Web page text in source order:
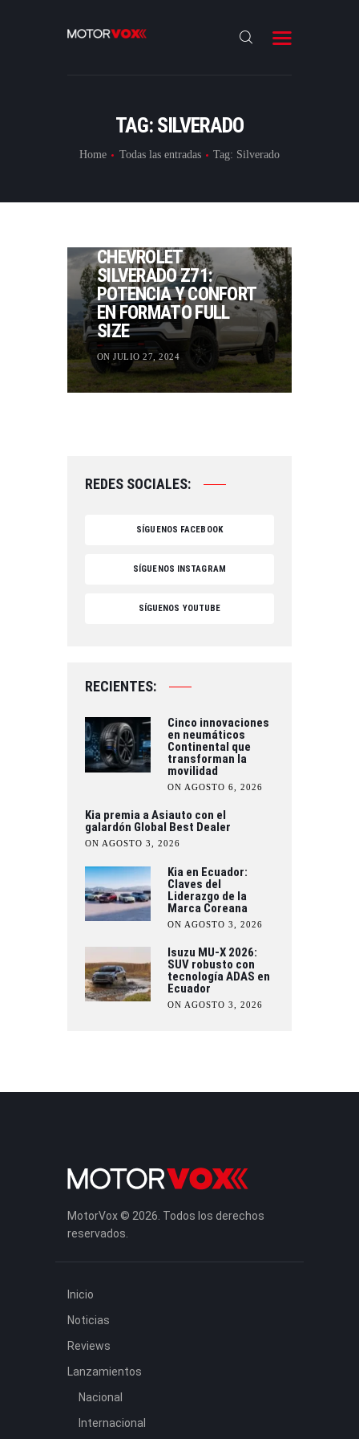
TAG: SILVERADO
Home Todas las entradas Tag: Silverado
CHEVROLET
SILVERADO Z71:
POTENCIA Y CONFORT
EN FORMATO FULL
SIZE
ON JULIO 27, 2024
REDES SOCIALES:
SÍGUENOS FACEBOOK
SÍGUENOS INSTAGRAM
SÍGUENOS YOUTUBE
RECIENTES:
Cinco innovaciones
en neumáticos
Continental que
transforman la
movilidad
ON AGOSTO 6, 2026
Kia premia a Asiauto con el
galardón Global Best Dealer
ON AGOSTO 3, 2026
Kia en Ecuador:
Claves del
Liderazgo de la
Marca Coreana
ON AGOSTO 3, 2026
Isuzu MU-X 2026:
SUV robusto con
tecnología ADAS en
Ecuador
ON AGOSTO 3, 2026
MotorVox © 2026. Todos los derechos
reservados.
Inicio
Noticias
Reviews
Lanzamientos
Nacional
Internacional